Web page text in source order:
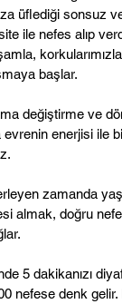
üflediği sonsuz ve
ile nefes alıp
korkularımızla
başlar.
değiştirme ve
enerjisi ile
zamanda
almak, doğru
5 dakikanızı
nefese denk gelir.